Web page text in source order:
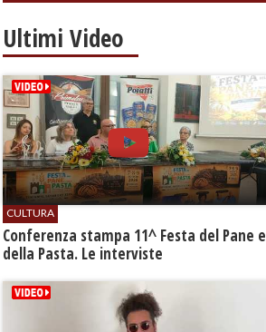
Ultimi Video
CULTURA
Conferenza stampa 11^ Festa del Pane e
della Pasta. Le interviste